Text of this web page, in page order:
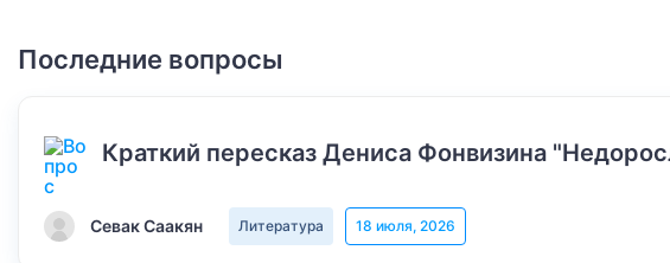
Последние вопросы
Краткий пересказ Дениса Фонвизина
Севак Саакян Литература 18 июля, 2026